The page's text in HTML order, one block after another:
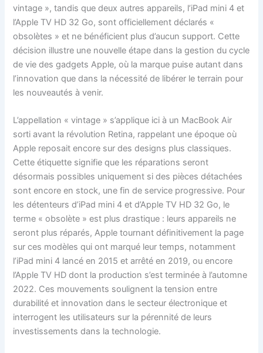
vintage », tandis que deux autres appareils, l’iPad mini 4 et
l’Apple TV HD 32 Go, sont officiellement déclarés «
obsolètes » et ne bénéficient plus d’aucun support. Cette
décision illustre une nouvelle étape dans la gestion du cycle
de vie des gadgets Apple, où la marque puise autant dans
l’innovation que dans la nécessité de libérer le terrain pour
les nouveautés à venir.
L’appellation « vintage » s’applique ici à un MacBook Air
sorti avant la révolution Retina, rappelant une époque où
Apple reposait encore sur des designs plus classiques.
Cette étiquette signifie que les réparations seront
désormais possibles uniquement si des pièces détachées
sont encore en stock, une fin de service progressive. Pour
les détenteurs d’iPad mini 4 et d’Apple TV HD 32 Go, le
terme « obsolète » est plus drastique : leurs appareils ne
seront plus réparés, Apple tournant définitivement la page
sur ces modèles qui ont marqué leur temps, notamment
l’iPad mini 4 lancé en 2015 et arrêté en 2019, ou encore
l’Apple TV HD dont la production s’est terminée à l’automne
2022. Ces mouvements soulignent la tension entre
durabilité et innovation dans le secteur électronique et
interrogent les utilisateurs sur la pérennité de leurs
investissements dans la technologie.